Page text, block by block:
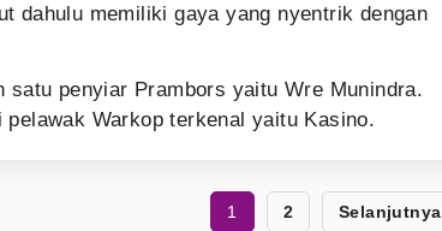
dahulu memiliki gaya yang nyentrik dengan
satu penyiar Prambors yaitu Wre Munindra.
Warkop terkenal yaitu Kasino.
1 2 Selanjutnya